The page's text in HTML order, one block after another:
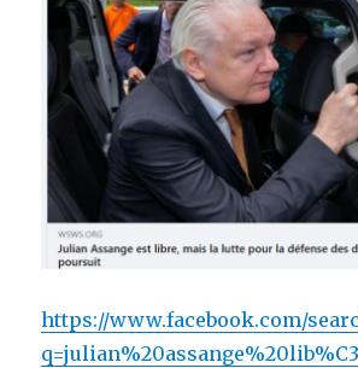
https://www.facebook.com/